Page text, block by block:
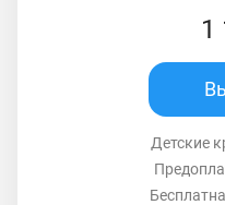
1
Детские